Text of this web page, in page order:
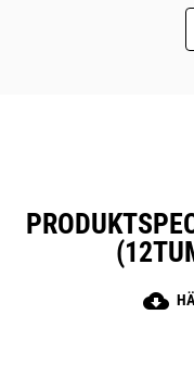
cloud_download